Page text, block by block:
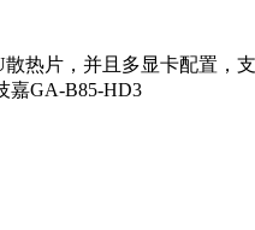
热片，并且多显卡配置
嘉GA-B85-HD3